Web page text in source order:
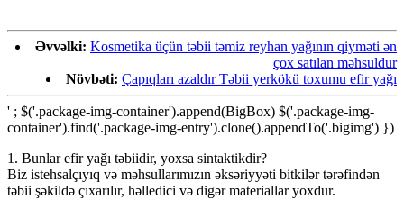
Əvvəlki: Kosmetika üçün təbii təmiz reyhan yağının qiyməti ən
çox satılan məhsuldur
Növbəti: Çapıqları azaldır Təbii yerkökü toxumu efir yağı
' ; $('.package-img-container').append(BigBox) $('.package-img-
container').find('.package-img-entry').clone().appendTo('.bigimg') })
1. Bunlar efir yağı təbiidir, yoxsa sintaktikdir?
Biz istehsalçıyıq və məhsullarımızın əksəriyyəti bitkilər tərəfindən
təbii şəkildə çıxarılır, həlledici və digər materiallar yoxdur.